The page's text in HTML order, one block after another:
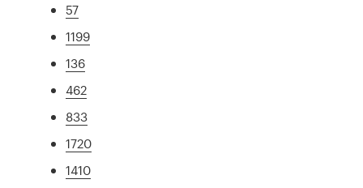
57
1199
136
462
833
1720
1410